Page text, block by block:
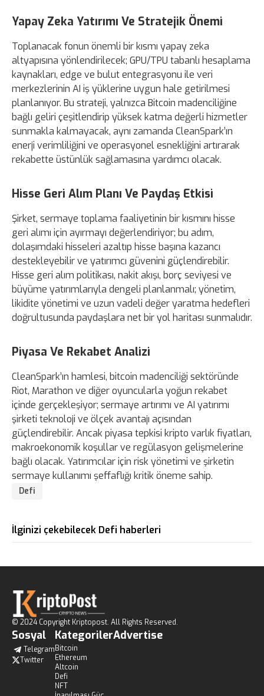
Yapay Zeka Yatırımı Ve Stratejik Önemi
Toplanacak fonun önemli bir kısmı yapay zeka
altyapısına yönlendirilecek; GPU/TPU tabanlı hesaplama
kaynakları, edge ve bulut entegrasyonu ile veri
merkezlerinin AI iş yüklerine uygun hale getirilmesi
planlanıyor. Bu strateji, yalnızca Bitcoin madenciliğine
bağlı geliri çeşitlendirip yüksek katma değerli hizmetler
sunmakla kalmayacak, aynı zamanda CleanSpark’ın
enerji verimliliğini ve operasyonel esnekliğini artırarak
rekabette üstünlük sağlamasına yardımcı olacak.
Hisse Geri Alım Planı Ve Paydaş Etkisi
Şirket, sermaye toplama faaliyetinin bir kısmını hisse
geri alımı için ayırmayı değerlendiriyor; bu adım,
dolaşımdaki hisseleri azaltıp hisse başına kazancı
destekleyebilir ve yatırımcı güvenini güçlendirebilir.
Hisse geri alım politikası, nakit akışı, borç seviyesi ve
büyüme yatırımlarıyla dengeli planlanmalı; yönetim,
likidite yönetimi ve uzun vadeli değer yaratma hedefleri
doğrultusunda paydaşlara net bir yol haritası sunmalıdır.
Piyasa Ve Rekabet Analizi
CleanSpark’ın hamlesi, bitcoin madenciliği sektöründe
Riot, Marathon ve diğer oyuncularla yoğun rekabet
içinde gerçekleşiyor; sermaye artırımı ve AI yatırımı
şirketi teknoloji ve ölçek avantajı açısından
güçlendirebilir. Ancak piyasa tepkisi kripto varlık fiyatları,
makroekonomik koşullar ve regülasyon gelişmelerine
bağlı olacak. Yatırımcılar için risk yönetimi ve şirketin
sermaye kullanımı şeffaflığı kritik öneme sahip.
Defi
İlginizi çekebilecek Defi haberleri
© 2024 Copyright Kriptopost. All Rights Reserved.
Sosyal
Telegram
Twitter
Kategoriler
Bitcoin
Ethereum
Altcoin
Defi
NFT
Advertise